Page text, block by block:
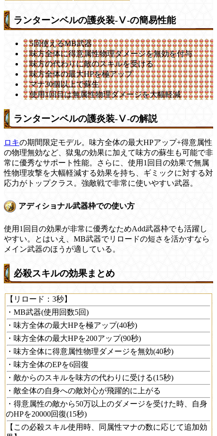
ランターンベルの護炎装-Ⅴ-の簡易性能
5回使えるMB武器
味方全体に得意属性物理ダメージを無効を付与
味方の代わりに敵のスキルを受ける
味方全体の最大HPを極アップ
マナ30個以上で蘇生
使用1回目は無属性物理ダメージを大幅軽減
ランターンベルの護炎装-Ⅴ-の解説
ロキの期間限定モデル。味方全体の最大HPアップ+得意属性
の物理無効など、獄鬼の効果に加えて味方の蘇生も可能で非
常に優秀なサポート性能。さらに、使用1回目の効果で無属
性物理攻撃を大幅軽減する効果を持ち、ギミックに対する対
応力がトップクラス。強敵戦で非常に使いやすい武器。
アディショナル武器枠での使い方
使用1回目の効果が非常に優秀なためAdd武器枠でも活躍し
やすい。とはいえ、MB武器でリロードの短さを活かすなら
メイン武器のほうが適している。
必殺スキルの効果まとめ
【リロード：3秒】
・MB武器(使用回数5回)
・味方全体の最大HPを極アップ(40秒)
・味方全体の最大HPを200アップ(90秒)
・味方全体に得意属性物理ダメージを無効(40秒)
・味方全体のEPを6回復
・敵からのスキルを味方の代わりに受ける(15秒)
・敵全体の自身への敵対心が飛躍的に上がる
・得意属性の敵から50万以上のダメージを受けた時、自身
のHPを20000回復(15秒)
【この必殺スキル使用時、同属性マナの数に応じて追加効